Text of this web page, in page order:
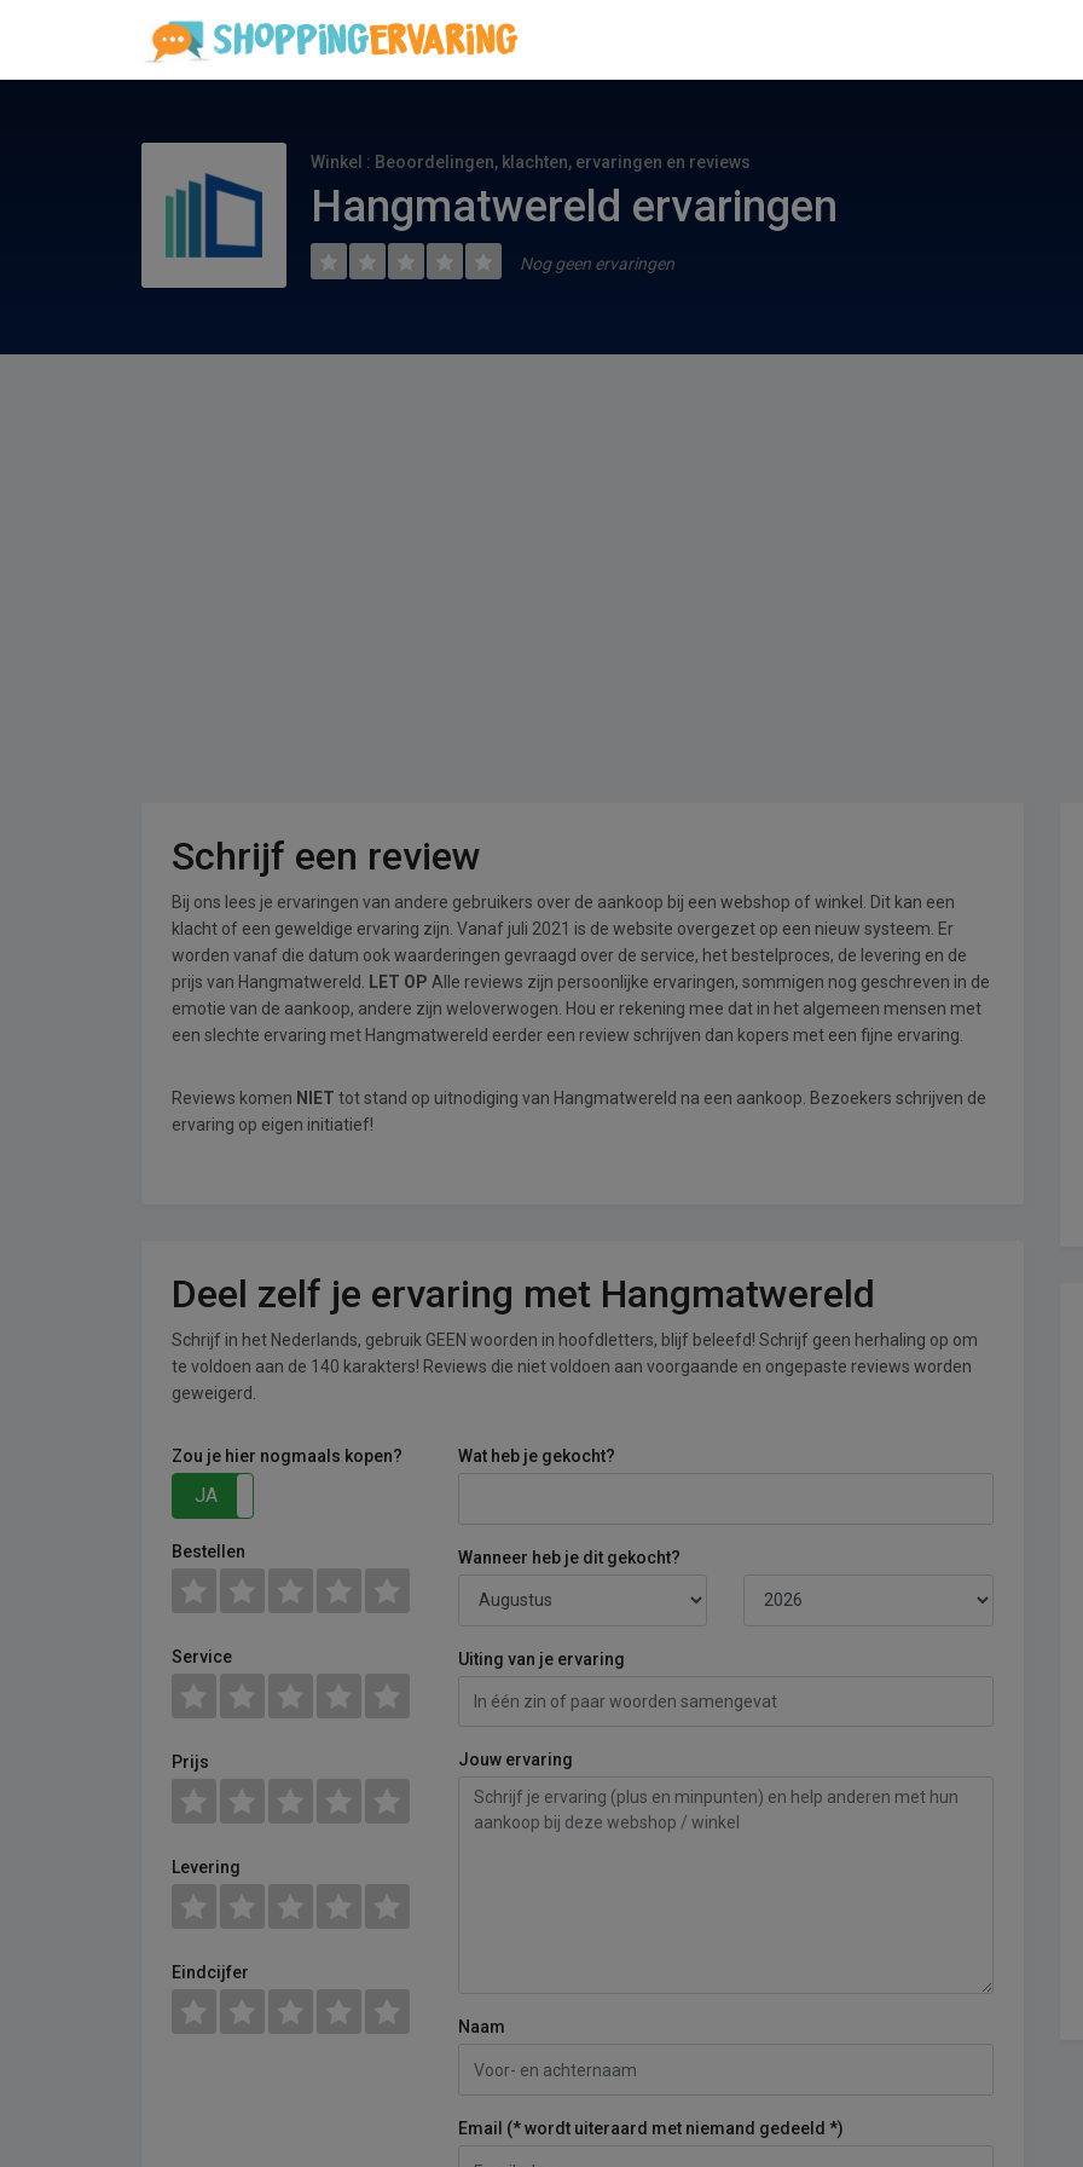
Winkel : Beoordelingen, klachten, ervaringen en reviews
Hangmatwereld ervaringen
Nog geen ervaringen
Schrijf een review
Bij ons lees je ervaringen van andere gebruikers over de aankoop bij een webshop of winkel. Dit kan een
klacht of een geweldige ervaring zijn. Vanaf juli 2021 is de website overgezet op een nieuw systeem. Er
worden vanaf die datum ook waarderingen gevraagd over de service, het bestelproces, de levering en de
prijs van Hangmatwereld.
LET OP Alle reviews zijn persoonlijke ervaringen, sommigen nog geschreven in de
emotie van de aankoop, andere zijn weloverwogen. Hou er rekening mee dat in het algemeen mensen met
een slechte ervaring met Hangmatwereld eerder een review schrijven dan kopers met een fijne ervaring.
Reviews komen NIET tot stand op uitnodiging van Hangmatwereld na een aankoop. Bezoekers schrijven de
ervaring op eigen initiatief!
Deel zelf je ervaring met Hangmatwereld
Schrijf in het Nederlands, gebruik GEEN woorden in hoofdletters, blijf beleefd! Schrijf geen herhaling op om
te voldoen aan de 140 karakters! Reviews die niet voldoen aan voorgaande en ongepaste reviews worden
geweigerd.
Zou je hier nogmaals kopen?
JA
Bestellen
Service
Prijs
Levering
Eindcijfer
Wat heb je gekocht?
Wanneer heb je dit gekocht?
Uiting van je ervaring
Jouw ervaring
Naam
Email (* wordt uiteraard met niemand gedeeld *)